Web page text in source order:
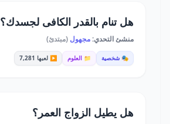
هل تنام بالقدر الكافى لجسدك؟
منشئ التحدي:مجهول (مبتدئ)
🎭 شخصية 📁 العلوم ▶️ لعبها 7,281
هل يطيل الزواج العمر؟